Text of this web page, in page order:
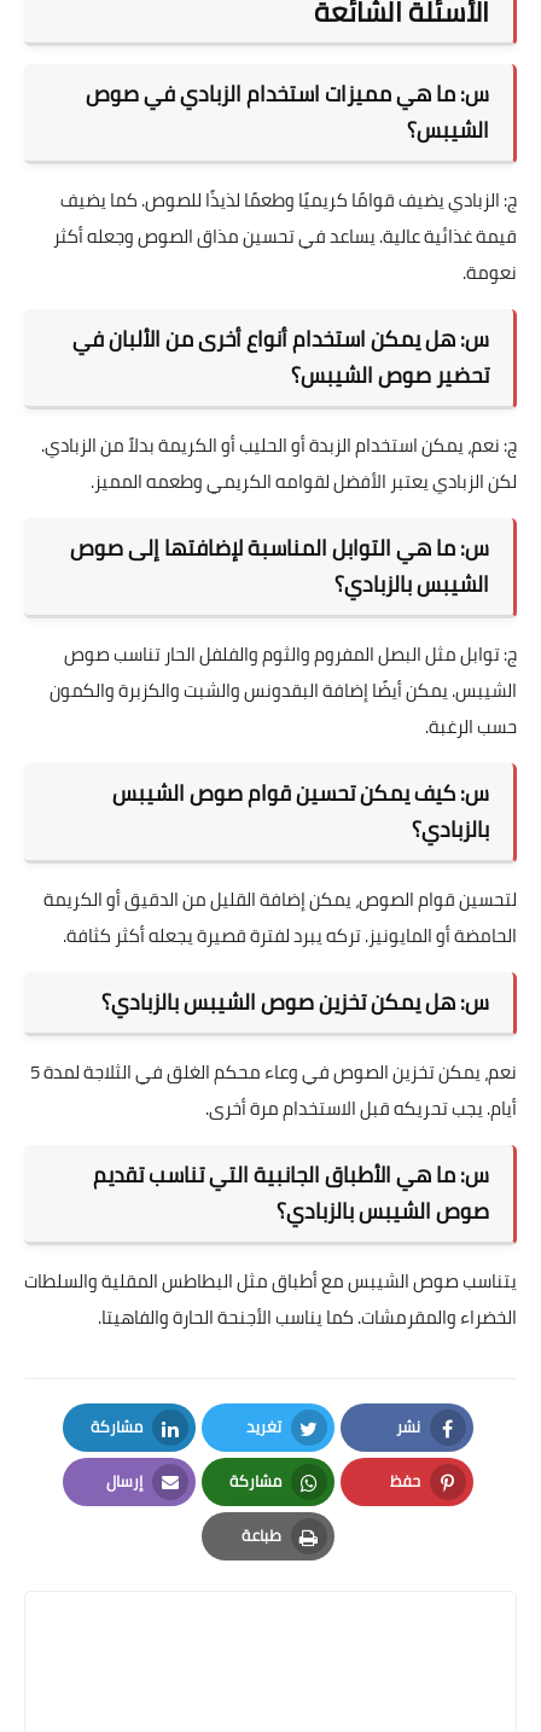
الأسئلة الشائعة
س: ما هي مميزات استخدام الزبادي في صوص
الشيبس؟
ج: الزبادي يضيف قوامًا كريميًا وطعمًا لذيذًا للصوص. كما يضيف
قيمة غذائية عالية. يساعد في تحسين مذاق الصوص وجعله أكثر
نعومة.
س: هل يمكن استخدام أنواع أخرى من الألبان في
تحضير صوص الشيبس؟
ج: نعم، يمكن استخدام الزبدة أو الحليب أو الكريمة بدلاً من الزبادي.
لكن الزبادي يعتبر الأفضل لقوامه الكريمي وطعمه المميز.
س: ما هي التوابل المناسبة لإضافتها إلى صوص
الشيبس بالزبادي؟
ج: توابل مثل البصل المفروم والثوم والفلفل الحار تناسب صوص
الشيبس. يمكن أيضًا إضافة البقدونس والشبت والكزبرة والكمون
حسب الرغبة.
س: كيف يمكن تحسين قوام صوص الشيبس
بالزبادي؟
لتحسين قوام الصوص، يمكن إضافة القليل من الدقيق أو الكريمة
الحامضة أو المايونيز. تركه يبرد لفترة قصيرة يجعله أكثر كثافة.
س: هل يمكن تخزين صوص الشيبس بالزبادي؟
نعم، يمكن تخزين الصوص في وعاء محكم الغلق في الثلاجة لمدة 5
أيام. يجب تحريكه قبل الاستخدام مرة أخرى.
س: ما هي الأطباق الجانبية التي تناسب تقديم
صوص الشيبس بالزبادي؟
يتناسب صوص الشيبس مع أطباق مثل البطاطس المقلية والسلطات
الخضراء والمقرمشات. كما يناسب الأجنحة الحارة والفاهيتا.
نشر
Facebook
تغريد
Twitter
مشاركة
LinkedIn
حفظ
Pinterest
مشاركة
Whatsapp
إرسال
Email
طباعة
Print